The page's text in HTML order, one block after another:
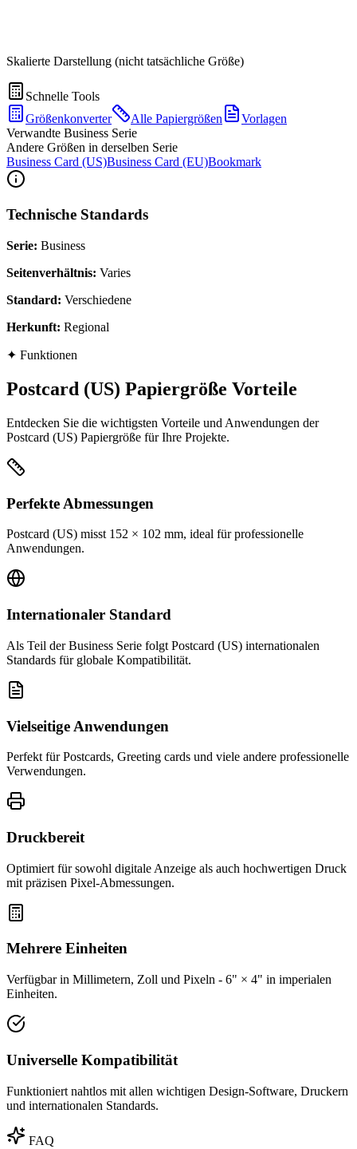
Skalierte Darstellung (nicht tatsächliche Größe)
Schnelle Tools
Größenkonverter
Alle Papiergrößen
Vorlagen
Verwandte Business Serie
Andere Größen in derselben Serie
Business Card (US)Business Card (EU)Bookmark
Technische Standards
Serie: Business
Seitenverhältnis: Varies
Standard: Verschiedene
Herkunft: Regional
✦ Funktionen
Postcard (US) Papiergröße Vorteile
Entdecken Sie die wichtigsten Vorteile und Anwendungen der
Postcard (US) Papiergröße für Ihre Projekte.
Perfekte Abmessungen
Postcard (US) misst 152 × 102 mm, ideal für professionelle
Anwendungen.
Internationaler Standard
Als Teil der Business Serie folgt Postcard (US) internationalen
Standards für globale Kompatibilität.
Vielseitige Anwendungen
Perfekt für Postcards, Greeting cards und viele andere professionelle
Verwendungen.
Druckbereit
Optimiert für sowohl digitale Anzeige als auch hochwertigen Druck
mit präzisen Pixel-Abmessungen.
Mehrere Einheiten
Verfügbar in Millimetern, Zoll und Pixeln - 6" × 4" in imperialen
Einheiten.
Universelle Kompatibilität
Funktioniert nahtlos mit allen wichtigen Design-Software, Druckern
und internationalen Standards.
FAQ